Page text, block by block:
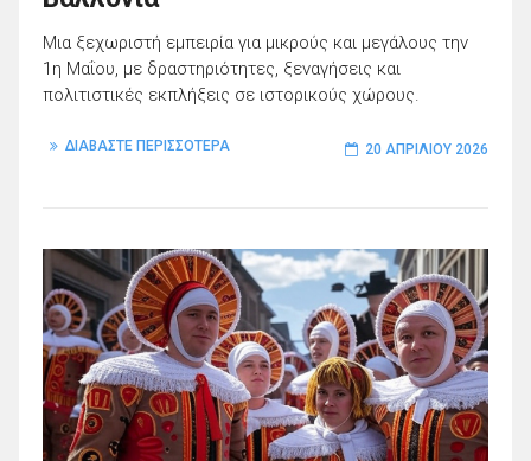
Μια ξεχωριστή εμπειρία για μικρούς και μεγάλους την
1η Μαΐου, με δραστηριότητες, ξεναγήσεις και
πολιτιστικές εκπλήξεις σε ιστορικούς χώρους.
ΔΙΑΒΑΣΤΕ ΠΕΡΙΣΣΟΤΕΡΑ 20 ΑΠΡΙΛΊΟΥ 2026